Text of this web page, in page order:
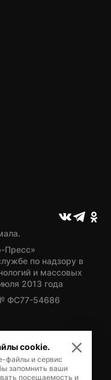
Пресс»
по надзору в
и массовых
2013 года
ФС77-54686
политики Ямало-
cookie.
файлы и сервис
запомнить ваши
посещаемость и